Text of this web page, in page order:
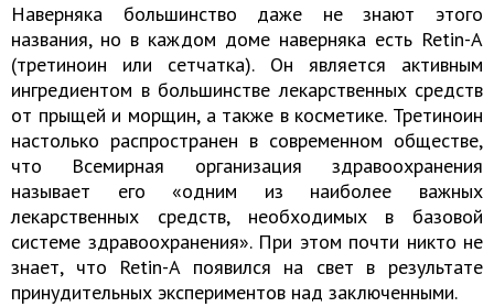
Наверняка большинство даже не знают этого
названия, но в каждом доме наверняка есть Retin-A
(третиноин или сетчатка). Он является активным
ингредиентом в большинстве лекарственных средств
от прыщей и морщин, а также в косметике. Третиноин
настолько распространен в современном обществе,
что Всемирная организация здравоохранения
называет его «одним из наиболее важных
лекарственных средств, необходимых в базовой
системе здравоохранения». При этом почти никто не
знает, что Retin-A появился на свет в результате
принудительных экспериментов над заключенными.